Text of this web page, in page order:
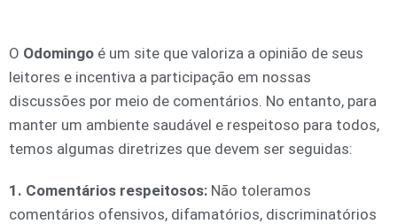
O Odomingo é um site que valoriza a opinião de seus
leitores e incentiva a participação em nossas
discussões por meio de comentários. No entanto, para
manter um ambiente saudável e respeitoso para todos,
temos algumas diretrizes que devem ser seguidas:
1. Comentários respeitosos: Não toleramos
comentários ofensivos, difamatórios, discriminatórios